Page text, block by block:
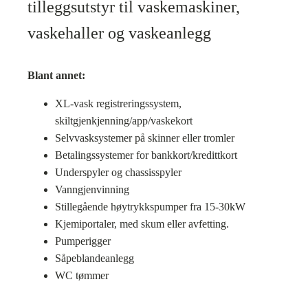
tilleggsutstyr til vaskemaskiner,
vaskehaller og vaskeanlegg
Blant annet:
XL-vask registreringssystem,
skiltgjenkjenning/app/vaskekort
Selvvasksystemer på skinner eller tromler
Betalingssystemer for bankkort/kredittkort
Underspyler og chassisspyler
Vanngjenvinning
Stillegående høytrykkspumper fra 15-30kW
Kjemiportaler, med skum eller avfetting.
Pumperigger
Såpeblandeanlegg
WC tømmer